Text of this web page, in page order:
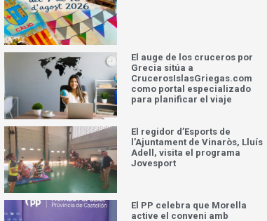
El auge de los cruceros por
Grecia sitúa a
CrucerosIslasGriegas.com
como portal especializado
para planificar el viaje
El regidor d’Esports de
l’Ajuntament de Vinaròs, Lluís
Adell, visita el programa
Jovesport
El PP celebra que Morella
active el conveni amb